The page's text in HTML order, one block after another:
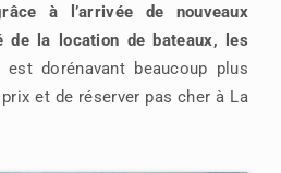
à l’arrivée de nouveaux
de la location de bateaux, les
est dorénavant beaucoup plus
et de réserver pas cher à La